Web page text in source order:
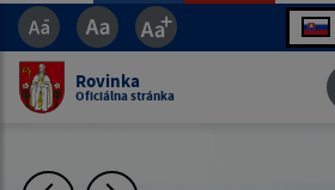
Rovinka
Oficiálna stránka